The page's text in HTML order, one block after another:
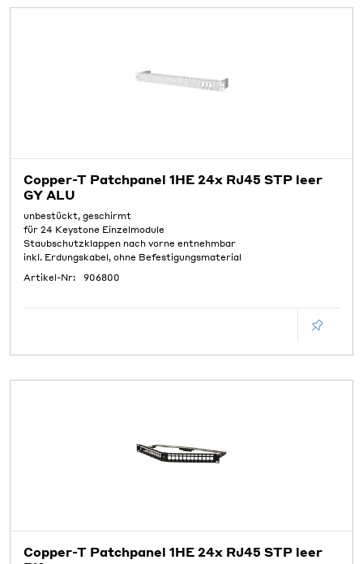
Copper-T Patchpanel 1HE 24x RJ45 STP leer
GY ALU
unbestückt, geschirmt
für 24 Keystone Einzelmodule
Staubschutzklappen nach vorne entnehmbar
inkl. Erdungskabel, ohne Befestigungsmaterial
Artikel-Nr:
906800
Copper-T Patchpanel 1HE 24x RJ45 STP leer